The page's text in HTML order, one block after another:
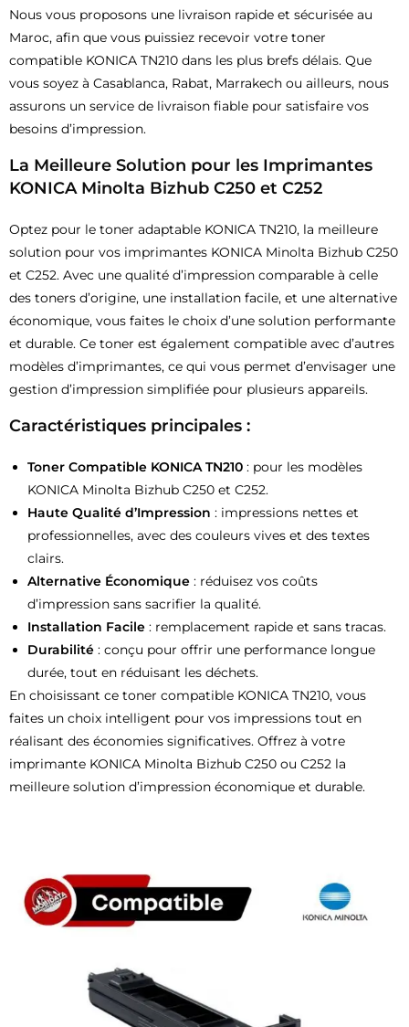
Nous vous proposons une livraison rapide et sécurisée au
Maroc, afin que vous puissiez recevoir votre toner
compatible KONICA TN210 dans les plus brefs délais. Que
vous soyez à Casablanca, Rabat, Marrakech ou ailleurs, nous
assurons un service de livraison fiable pour satisfaire vos
besoins d’impression.
La Meilleure Solution pour les Imprimantes
KONICA Minolta Bizhub C250 et C252
Optez pour le toner adaptable KONICA TN210, la meilleure
solution pour vos imprimantes KONICA Minolta Bizhub C250
et C252. Avec une qualité d’impression comparable à celle
des toners d’origine, une installation facile, et une alternative
économique, vous faites le choix d’une solution performante
et durable. Ce toner est également compatible avec d’autres
modèles d’imprimantes, ce qui vous permet d’envisager une
gestion d’impression simplifiée pour plusieurs appareils.
Caractéristiques principales :
Toner Compatible KONICA TN210 : pour les modèles
KONICA Minolta Bizhub C250 et C252.
Haute Qualité d’Impression : impressions nettes et
professionnelles, avec des couleurs vives et des textes
clairs.
Alternative Économique : réduisez vos coûts
d’impression sans sacrifier la qualité.
Installation Facile : remplacement rapide et sans tracas.
Durabilité : conçu pour offrir une performance longue
durée, tout en réduisant les déchets.
En choisissant ce toner compatible KONICA TN210, vous
faites un choix intelligent pour vos impressions tout en
réalisant des économies significatives. Offrez à votre
imprimante KONICA Minolta Bizhub C250 ou C252 la
meilleure solution d’impression économique et durable.